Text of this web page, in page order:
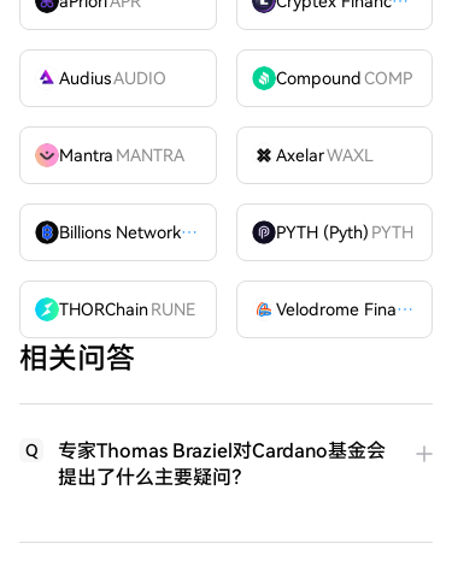
AudiusAUDIO CompoundCOMP
Mantra MANTRA AxelarWAXL
Billions Network
BILL PYTH (Pyth) PYTH
THORChainRUNE Velodrome Finance
相关问答
Q
专家Thomas Braziel对Cardano基金会
提出了什么主要疑问？